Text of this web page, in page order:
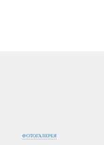
ФОТОГАЛЕРЕЯ